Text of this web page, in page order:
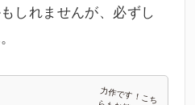
しれませんが、必ずし